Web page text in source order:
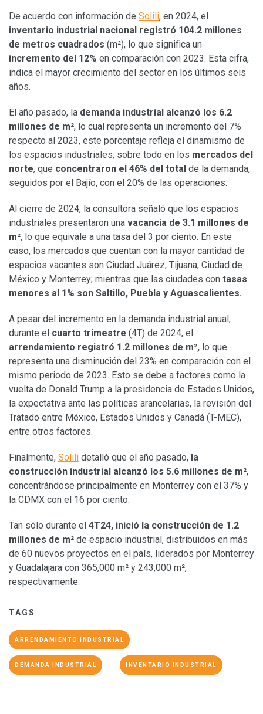
De acuerdo con información de Solili, en 2024, el
inventario industrial nacional registró 104.2 millones
de metros cuadrados (m²), lo que significa un
incremento del 12% en comparación con 2023. Esta cifra,
indica el mayor crecimiento del sector en los últimos seis
años.
El año pasado, la demanda industrial alcanzó los 6.2
millones de m², lo cual representa un incremento del 7%
respecto al 2023, este porcentaje refleja el dinamismo de
los espacios industriales, sobre todo en los mercados del
norte, que concentraron el 46% del total de la demanda,
seguidos por el Bajío, con el 20% de las operaciones.
Al cierre de 2024, la consultora señaló que los espacios
industriales presentaron una vacancia de 3.1 millones de
m², lo que equivale a una tasa del 3 por ciento. En este
caso, los mercados que cuentan con la mayor cantidad de
espacios vacantes son Ciudad Juárez, Tijuana, Ciudad de
México y Monterrey; mientras que las ciudades con tasas
menores al 1% son Saltillo, Puebla y Aguascalientes.
A pesar del incremento en la demanda industrial anual,
durante el cuarto trimestre (4T) de 2024, el
arrendamiento registró 1.2 millones de m², lo que
representa una disminución del 23% en comparación con el
mismo periodo de 2023. Esto se debe a factores como la
vuelta de Donald Trump a la presidencia de Estados Unidos,
la expectativa ante las políticas arancelarias, la revisión del
Tratado entre México, Estados Unidos y Canadá (T-MEC),
entre otros factores.
Finalmente, Solili detalló que el año pasado, la
construcción industrial alcanzó los 5.6 millones de m²,
concentrándose principalmente en Monterrey con el 37% y
la CDMX con el 16 por ciento.
Tan sólo durante el 4T24, inició la construcción de 1.2
millones de m² de espacio industrial, distribuidos en más
de 60 nuevos proyectos en el país, liderados por Monterrey
y Guadalajara con 365,000 m² y 243,000 m²,
respectivamente.
TAGS
ARRENDAMIENTO INDUSTRIAL
DEMANDA INDUSTRIAL INVENTARIO INDUSTRIAL